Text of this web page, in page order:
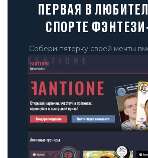
ПЕРВАЯ В
СПОРТЕ
Собери пятерку своей мечты